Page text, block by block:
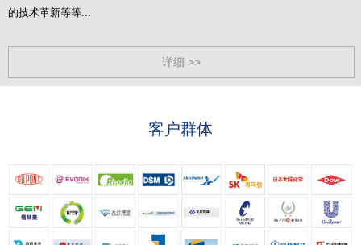
的技术革新等等...
详细 >>
客户群体